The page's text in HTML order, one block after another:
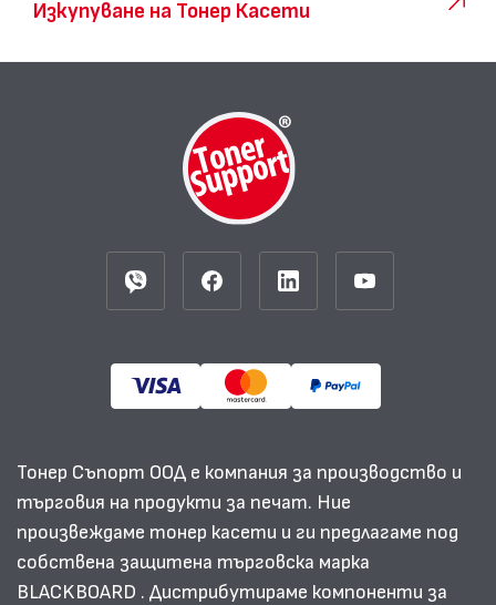
Изкупуване на Тонер Касети
Тонер Съпорт ООД е компания за производство и
търговия на продукти за печат. Ние
произвеждаме тонер касети и ги предлагаме под
собствена защитена търговска марка
BLACKBOARD . Дистрибутираме компоненти за